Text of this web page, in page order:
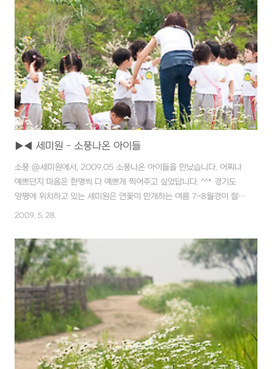
▶◀ 세미원 - 소풍나온 아이들
소풍 @세미원에서, 2009.05 소풍나온 아이들을 만났습니다. 어찌나
예쁘던지 마음은 한명씩 다 예쁘게 찍어주고 싶었답니다. ^^* 경기도
양평에 위치하고 있는 세미원은 연꽃이 만개하는 여름 7~8월경이 절정
일 듯 싶습니다. 무료로 운영되고 있어서 관리를 위해 예약제로 운영되
옆에 두물머리와 함께 둘러 볼 수 있습니다. 관람시 지켜야할 사항이랍
니다. 참고하세요~~ [세미원 홈페이지] http://www.semiwon.or.kr/
2009. 5. 28.